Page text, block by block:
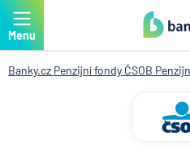
Menu
Banky.cz Penzijní fondy ČSOB